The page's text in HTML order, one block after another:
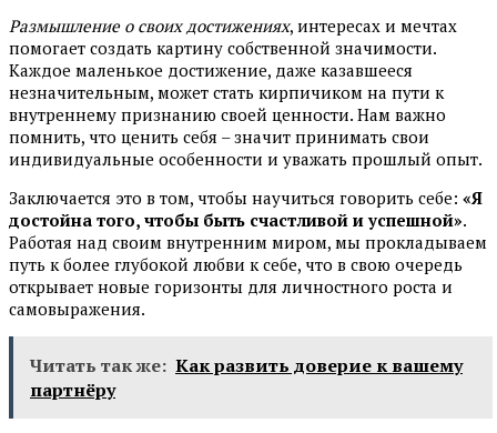
Размышление о своих достижениях, интересах и мечтах
помогает создать картину собственной значимости.
Каждое маленькое достижение, даже казавшееся
незначительным, может стать кирпичиком на пути к
внутреннему признанию своей ценности. Нам важно
помнить, что ценить себя – значит принимать свои
индивидуальные особенности и уважать прошлый опыт.
Заключается это в том, чтобы научиться говорить себе: «Я
достойна того, чтобы быть счастливой и успешной».
Работая над своим внутренним миром, мы прокладываем
путь к более глубокой любви к себе, что в свою очередь
открывает новые горизонты для личностного роста и
самовыражения.
Читать так же: Как развить доверие к вашему
партнёру